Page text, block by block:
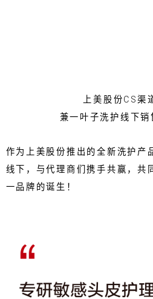
上美股份CS渠
兼一叶子洗护线下销
作为上美股份推出的全新洗护产
线下，与代理商们携手共赢，共
一品牌的诞生！